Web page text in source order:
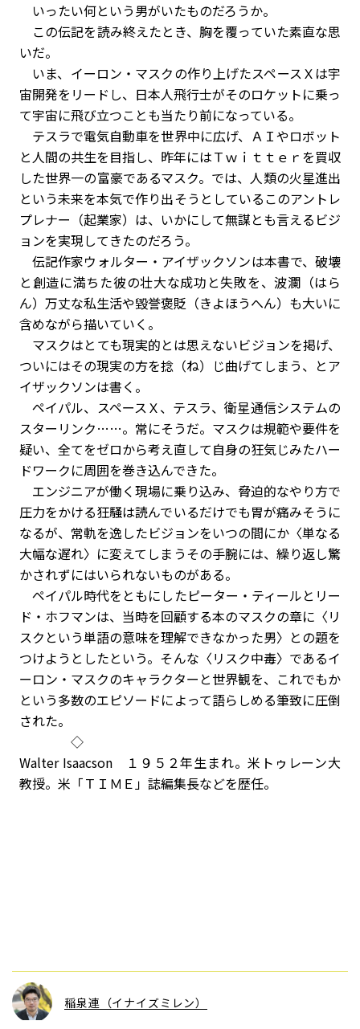
いったい何という男がいたものだろうか――。
この伝記を読み終えたとき、胸を覆っていた素直な思
いだ。
いま、イーロン・マスクの作り上げたスペースＸは宇
宙開発をリードし、日本人飛行士がそのロケットに乗っ
て宇宙に飛び立つことも当たり前になっている。
テスラで電気自動車を世界中に広げ、ＡＩやロボット
と人間の共生を目指し、昨年にはＴｗｉｔｔｅｒを買収
した世界一の富豪であるマスク。では、人類の火星進出
という未来を本気で作り出そうとしているこのアントレ
プレナー（起業家）は、いかにして無謀とも言えるビジ
ョンを実現してきたのだろう。
伝記作家ウォルター・アイザックソンは本書で、破壊
と創造に満ちた彼の壮大な成功と失敗を、波瀾（はら
ん）万丈な私生活や毀誉褒貶（きよほうへん）も大いに
含めながら描いていく。
マスクはとても現実的とは思えないビジョンを掲げ、
ついにはその現実の方を捻（ね）じ曲げてしまう、とア
イザックソンは書く。
ペイパル、スペースＸ、テスラ、衛星通信システムの
スターリンク……。常にそうだ。マスクは規範や要件を
疑い、全てをゼロから考え直して自身の狂気じみたハー
ドワークに周囲を巻き込んできた。
エンジニアが働く現場に乗り込み、脅迫的なやり方で
圧力をかける狂騒は読んでいるだけでも胃が痛みそうに
なるが、常軌を逸したビジョンをいつの間にか〈単なる
大幅な遅れ〉に変えてしまうその手腕には、繰り返し驚
かされずにはいられないものがある。
ペイパル時代をともにしたピーター・ティールとリー
ド・ホフマンは、当時を回顧する本のマスクの章に〈リ
スクという単語の意味を理解できなかった男〉との題を
つけようとしたという。そんな〈リスク中毒〉であるイ
ーロン・マスクのキャラクターと世界観を、これでもか
という多数のエピソードによって語らしめる筆致に圧倒
された。
◇
Walter Isaacson １９５２年生まれ。米トゥレーン大
教授。米「ＴＩＭＥ」誌編集長などを歴任。
稲泉連（イナイズミレン）